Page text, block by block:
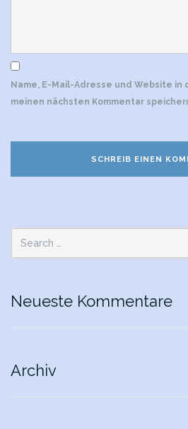
Name, E-Mail-Adresse und Website in
meinen nächsten Kommentar
Search
for:
Neueste Kommentare
Archiv